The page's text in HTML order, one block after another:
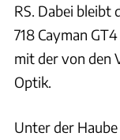
RS. Dabei bleibt
718 Cayman
mit der von den
Optik.
Unter der